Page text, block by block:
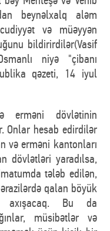
beynəlxalq aləm
və müəyyən
bildirirdilər(Vasif
niyə "çibanı
qəzeti, 14 iyul
erməni dövlətinin
Onlar hesab edirdilər
erməni kantonları
dövlətləri yaradılsa,
tələb edilən,
qalan böyük
axışacaq. Bu da
müsibətlər və